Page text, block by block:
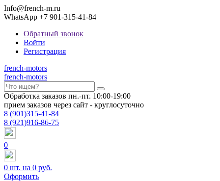
Info@french-m.ru
WhatsApp +7 901-315-41-84
Обратный звонок
Войти
Регистрация
french-motors
french-motors
Обработка заказов пн.-пт. 10:00-19:00
прием заказов через сайт - круглосуточно
8 (901)315-41-84
8 (921)916-86-75
0
0 шт. на 0 руб.
Оформить